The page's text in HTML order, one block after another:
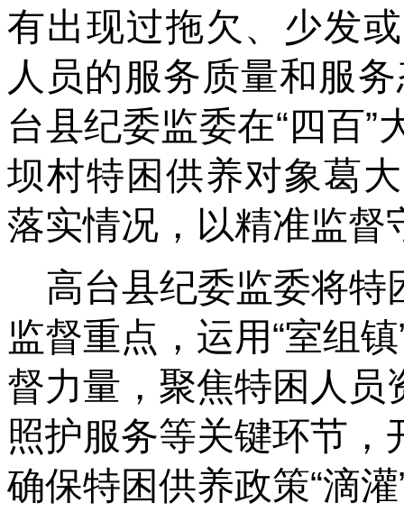
有出现过拖欠、少发
人员的服务质量和服
台县纪委监委在“四百
坝村特困供养对象葛
落实情况，以精准监督
高台县纪委监委将特
监督重点，运用“室组
督力量，聚焦特困人员
照护服务等关键环节
确保特困供养政策“滴